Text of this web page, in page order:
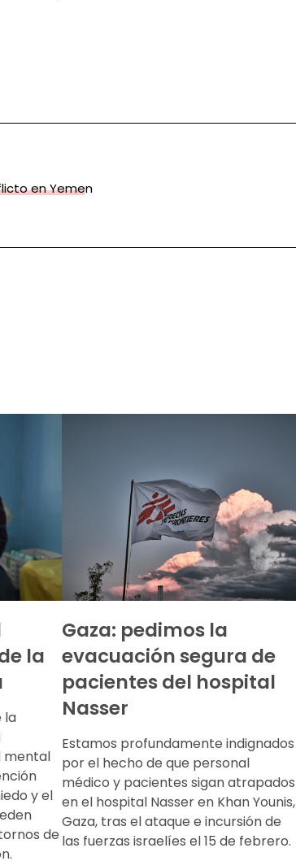
en Yemen
la
la
mental
y el
de
Gaza: pedimos la
evacuación segura de
pacientes del hospital
Nasser
Estamos profundamente indignados
por el hecho de que personal
médico y pacientes sigan atrapados
en el hospital Nasser en Khan Younis,
Gaza, tras el ataque e incursión de
las fuerzas israelíes el 15 de febrero.